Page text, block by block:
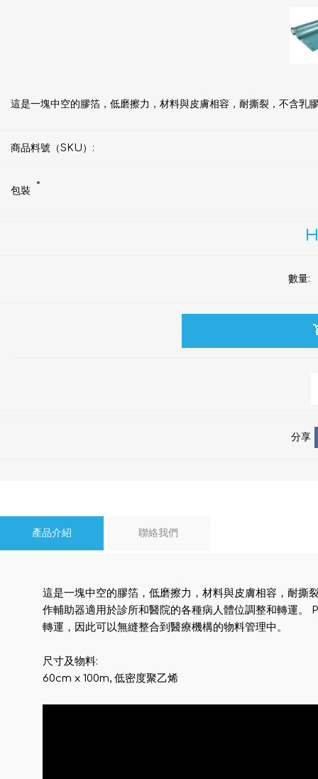
這是一塊中空的膠箔，低磨擦力，材料與皮膚相容，耐撕裂，不含乳
商品料號（SKU）:
包裝 *
數量:
分享
產品介紹 聯絡我們
這是一塊中空的膠箔，低磨擦力，材料與皮膚相容，耐撕
作輔助器適用於診所和醫院的各種病人體位調整和轉運。
轉運，因此可以無縫整合到醫療機構的物料管理中。
尺寸及物料:
60cm x 100m, 低密度聚乙烯